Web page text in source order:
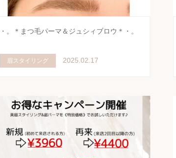
・。＊まつ毛パーマ＆ジュシィブロウ＊・。
眉スタイリング 2025.02.17